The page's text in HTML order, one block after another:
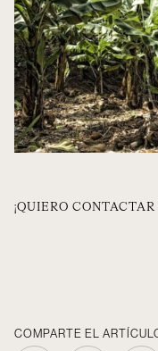
¡QUIERO
COMPARTE EL